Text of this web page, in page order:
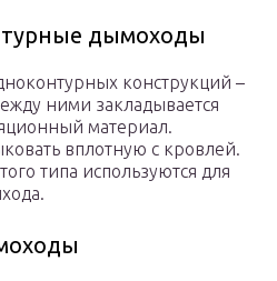
дымоходы
конструкций –
ними закладывается
материал.
вплотную с кровлей.
типа используются для